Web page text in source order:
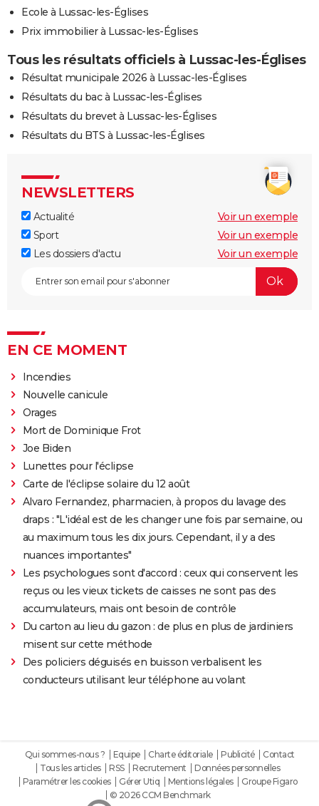
Ecole à Lussac-les-Églises
Prix immobilier à Lussac-les-Églises
Tous les résultats officiels à Lussac-les-Églises
Résultat municipale 2026 à Lussac-les-Églises
Résultats du bac à Lussac-les-Églises
Résultats du brevet à Lussac-les-Églises
Résultats du BTS à Lussac-les-Églises
NEWSLETTERS
Actualité
Voir un exemple
Sport
Voir un exemple
Les dossiers d'actu
Voir un exemple
EN CE MOMENT
Incendies
Nouvelle canicule
Orages
Mort de Dominique Frot
Joe Biden
Lunettes pour l'éclipse
Carte de l'éclipse solaire du 12 août
Alvaro Fernandez, pharmacien, à propos du lavage des
draps : "L'idéal est de les changer une fois par semaine, ou
au maximum tous les dix jours. Cependant, il y a des
nuances importantes"
Les psychologues sont d'accord : ceux qui conservent les
reçus ou les vieux tickets de caisses ne sont pas des
accumulateurs, mais ont besoin de contrôle
Du carton au lieu du gazon : de plus en plus de jardiniers
misent sur cette méthode
Des policiers déguisés en buisson verbalisent les
conducteurs utilisant leur téléphone au volant
Qui sommes-nous ? Equipe Charte éditoriale Publicité
Contact
Tous les articles
RSS Recrutement
Données personnelles
Paramétrer les cookies
Gérer Utiq Mentions légales
Groupe Figaro
© 2026 CCM Benchmark